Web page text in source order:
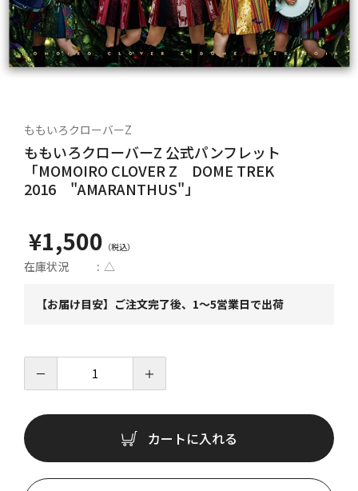
ももいろクローバーZ
ももいろクローバーZ 公式パンフレット
「MOMOIRO CLOVER Z DOME TREK
2016 "AMARANTHUS"」
¥1,500
在庫状況 △
【お届け目安】ご注文完了後、1～5営業日で出荷
－ ＋
カートに入れる